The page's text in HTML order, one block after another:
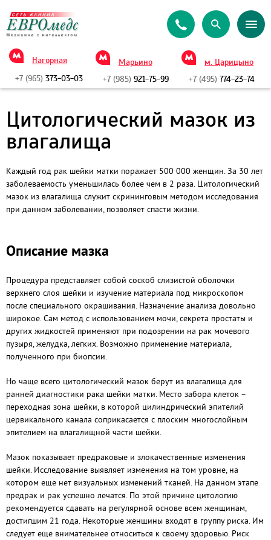
Нагорная
+7 (965) 373-03-03
Марьино
+7 (985)921-75-99
м. Царицыно
+7 (495) 774-23-74
Цитологический мазок из
влагалища
Каждый год рак шейки матки поражает 500 000 женщин. За 30 лет
заболеваемость уменьшилась более чем в 2 раза. Цитологический
мазок из влагалища служит скрининговым методом исследования
при данном заболевании, позволяет спасти жизни.
Описание мазка
Процедура представляет собой соскоб слизистой оболочки
верхнего слоя шейки и изучение материала под микроскопом
после специального окрашивания. Назначение анализа довольно
широкое. Сам метод с использованием мочи, секрета простаты и
других жидкостей применяют при подозрении на рак мочевого
пузыря, желудка, легких. Возможно применение материала,
полученного при биопсии.
Но чаще всего цитологический мазок берут из влагалища для
ранней диагностики рака шейки матки. Место забора клеток –
переходная зона шейки, в которой цилиндрический эпителий
цервикального канала соприкасается с плоским многослойным
эпителием на влагалищной части шейки.
Мазок показывает предраковые и злокачественные изменения
шейки. Исследование выявляет изменения на том уровне, на
котором еще нет визуальных изменений тканей. На данном этапе
предрак и рак успешно лечатся. По этой причине цитологию
рекомендуется сдавать на регулярной основе всем женщинам,
достигшим 21 года. Некоторые женщины входят в группу риска. Им
следует еще внимательнее относиться к своему здоровью. Риск